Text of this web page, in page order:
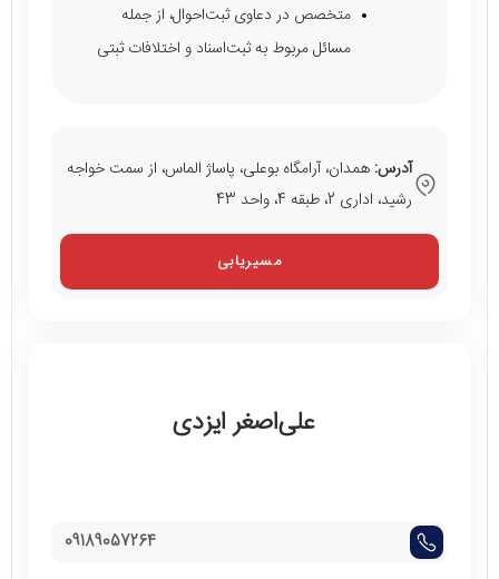
متخصص در دعاوی ثبت‌احوال، از جمله
مسائل مربوط به ثبت‌اسناد و اختلافات ثبتی
آدرس: همدان، آرامگاه بوعلی، پاساژ الماس، از سمت خواجه
رشید، اداری 2، طبقه 4، واحد 43
مسیریابی
علی‌اصغر ایزدی
09189057264